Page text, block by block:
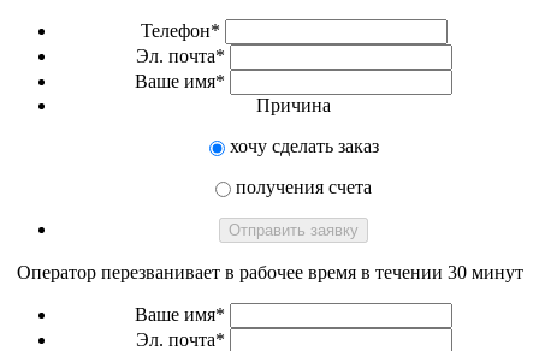
Телефон*
Эл. почта*
Ваше имя*
Причина
хочу сделать заказ
получения счета
Оператор перезванивает в рабочее время в течении 30 минут
Ваше имя*
Эл. почта*